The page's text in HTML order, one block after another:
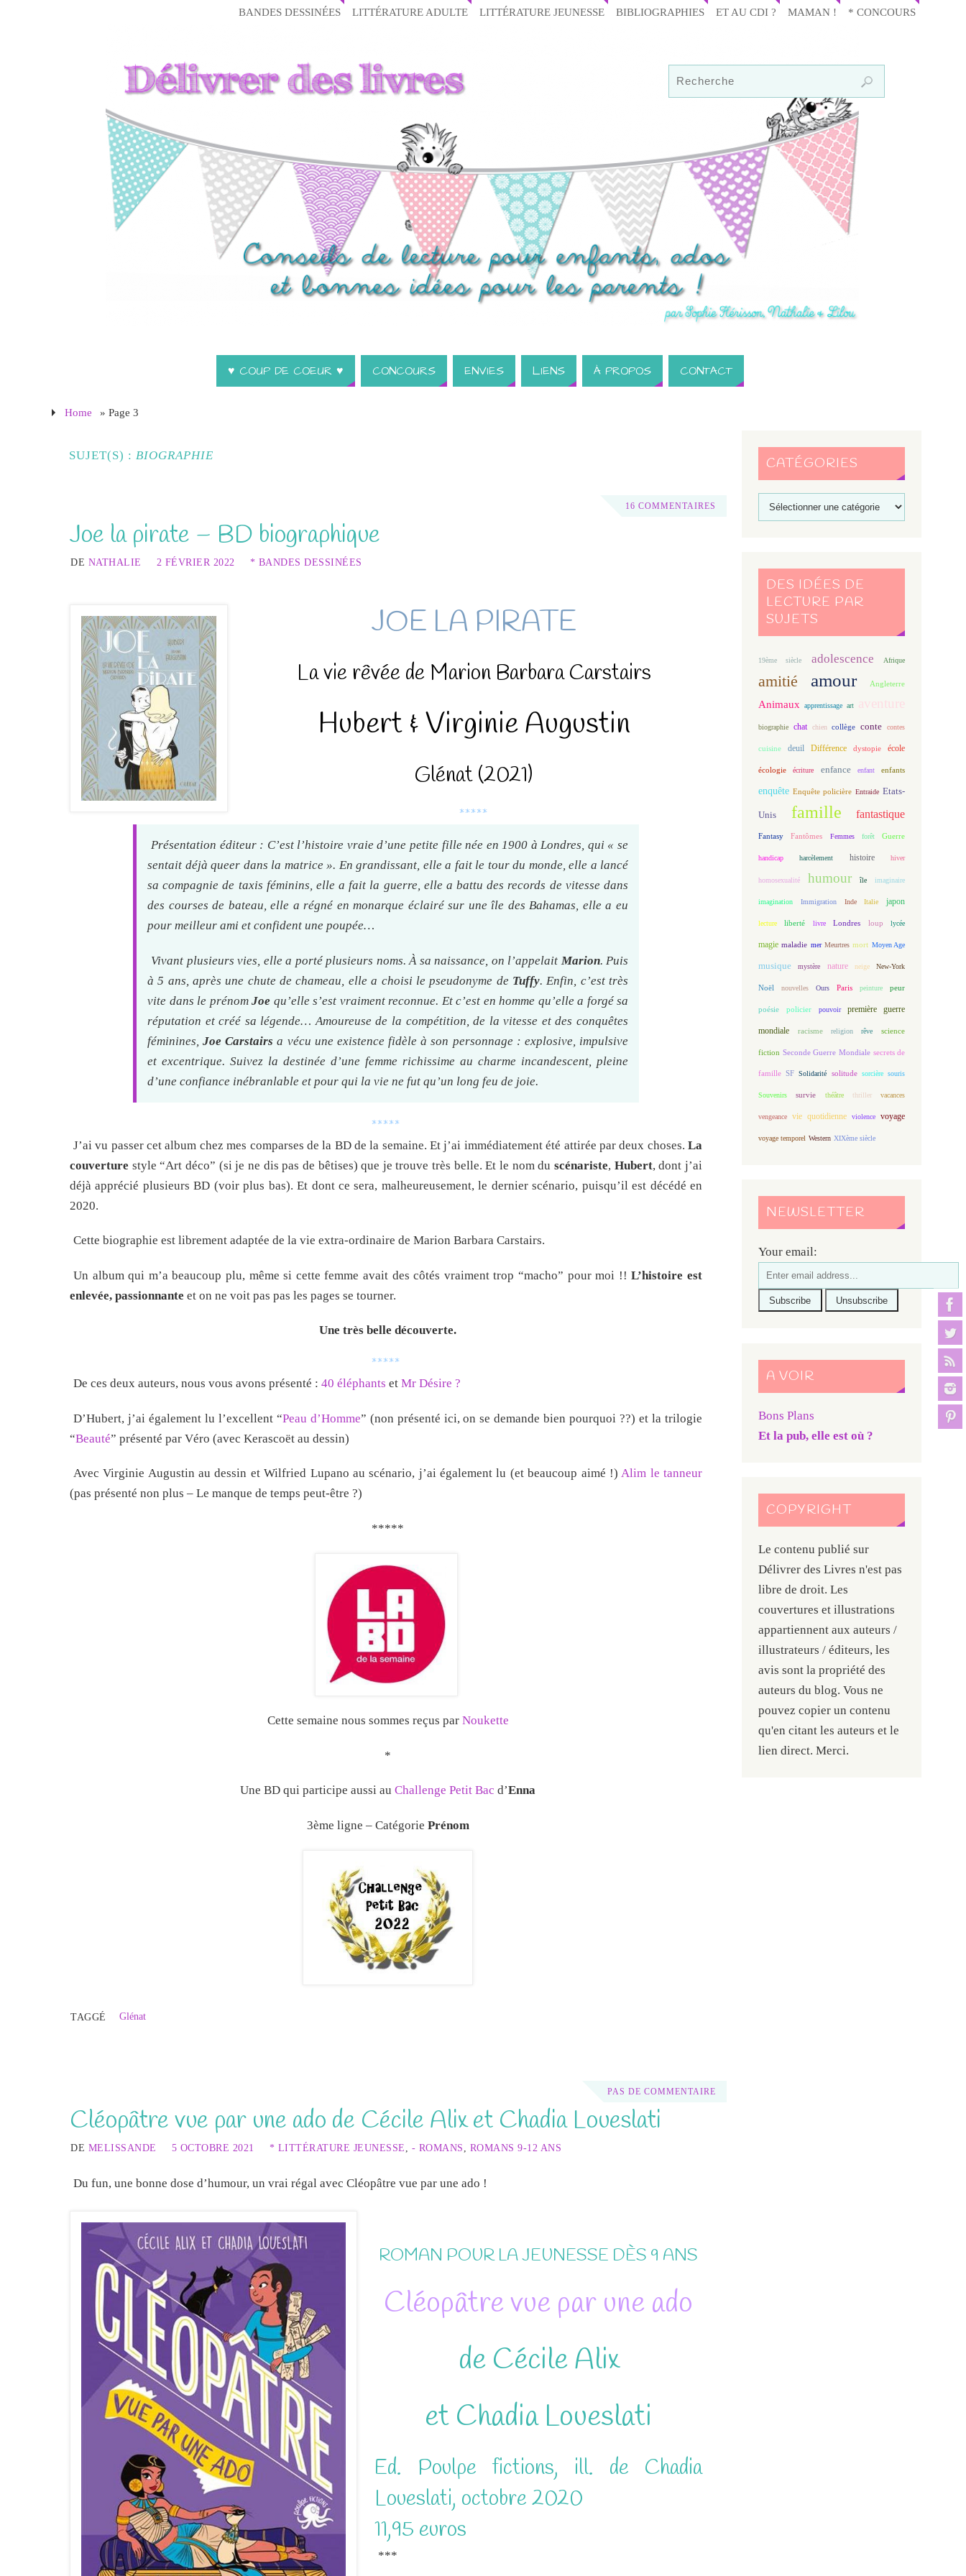
BANDES DESSINÉES LITTÉRATURE ADULTE LITTÉRATURE JEUNESSE BIBLIOGRAPHIES ET AU CDI ? MAMAN ! * CONCOURS
♥ COUP DE COEUR ♥ CONCOURS ENVIES LIENS À PROPOS CONTACT
Home » Page 3
SUJET(S) : BIOGRAPHIE
16 COMMENTAIRES
Joe la pirate – BD biographique
DE NATHALIE 2 FÉVRIER 2022 * BANDES DESSINÉES
JOE LA PIRATE
La vie rêvée de Marion Barbara Carstairs
Hubert & Virginie Augustin
Glénat (2021)
*****
Présentation éditeur : C’est l’histoire vraie d’une petite fille née en 1900 à Londres, qui « se
sentait déjà queer dans la matrice ». En grandissant, elle a fait le tour du monde, elle a lancé
sa compagnie de taxis féminins, elle a fait la guerre, elle a battu des records de vitesse dans
des courses de bateau, elle a régné en monarque éclairé sur une île des Bahamas, elle a eu
pour meilleur ami et confident une poupée…
Vivant plusieurs vies, elle a porté plusieurs noms. À sa naissance, on l’appelait Marion. Puis
à 5 ans, après une chute de chameau, elle a choisi le pseudonyme de Tuffy. Enfin, c’est très
vite dans le prénom Joe qu’elle s’est vraiment reconnue. Et c’est en homme qu’elle a forgé sa
réputation et créé sa légende… Amoureuse de la compétition, de la vitesse et des conquêtes
féminines,Joe Carstairs a vécu une existence fidèle à son personnage : explosive, impulsive
et excentrique. Suivez la destinée d’une femme richissime au charme incandescent, pleine
d’une confiance inébranlable et pour qui la vie ne fut qu’un long feu de joie.
*****
J’ai vu passer cet album chez mes comparses de la BD de la semaine. Et j’ai immédiatement été attirée par deux choses. La
couverture style “Art déco” (si je ne dis pas de bêtises) que je trouve très belle. Et le nom duscénariste, Hubert, dont j’ai
déjà apprécié plusieurs BD (voir plus bas). Et dont ce sera, malheureusement, le dernier scénario, puisqu’il est décédé en
2020.
Cette biographie est librement adaptée de la vie extra-ordinaire de Marion Barbara Carstairs.
Un album qui m’a beaucoup plu, même si cette femme avait des côtés vraiment trop “macho” pour moi !!L’histoire est
enlevée, passionnante et on ne voit pas pas les pages se tourner.
Une très belle découverte.
*****
De ces deux auteurs, nous vous avons présenté : 40 éléphants et Mr Désire ?
D’Hubert, j’ai également lu l’excellent “Peau d’Homme” (non présenté ici, on se demande bien pourquoi ??) et la trilogie
“Beauté” présenté par Véro (avec Kerascoët au dessin)
Avec Virginie Augustin au dessin et Wilfried Lupano au scénario, j’ai également lu (et beaucoup aimé !)Alim le tanneur
(pas présenté non plus – Le manque de temps peut-être ?)
*****
Cette semaine nous sommes reçus par Noukette
*
Une BD qui participe aussi au Challenge Petit Bac d’Enna
3ème ligne – Catégorie Prénom
TAGGÉ Glénat
PAS DE COMMENTAIRE
Cléopâtre vue par une ado de Cécile Alix et Chadia Loueslati
DE MELISSANDE 5 OCTOBRE 2021 * LITTÉRATURE JEUNESSE, - ROMANS, ROMANS 9-12 ANS
Du fun, une bonne dose d’humour, un vrai régal avec Cléopâtre vue par une ado !
ROMAN POUR LA JEUNESSE DÈS 9 ANS
Cléopâtre vue par une ado
de Cécile Alix
et Chadia Loueslati
Ed. Poulpe fictions, ill. de Chadia
Loueslati, octobre 2020
11,95 euros
***
CATÉGORIES
DES IDÉES DE
LECTURE PAR
SUJETS
19ème siècle adolescence Afrique
amitié amour Angleterre
Animaux apprentissage art aventure
biographie chat chien collège conte contes
cuisine deuil Différence dystopie école
écologie écriture enfance enfant enfants
enquête Enquête policière Entraide Etats-
Unis famille fantastique
Fantasy Fantômes Femmes forêt Guerre
handicap harcèlement histoire hiver
homosexualité humour île imaginaire
imagination Immigration Inde Italie japon
lecture liberté livre Londres loup lycée
magie maladie mer Meurtres mort Moyen Age
musique mystère nature neige New-York
Noël nouvelles Ours Paris peinture peur
poésie policier pouvoir première guerre
mondiale racisme religion rêve science
fiction Seconde Guerre Mondiale secrets de
famille SF Solidarité solitude sorcière souris
Souvenirs survie théâtre thriller vacances
vengeance vie quotidienne violence voyage
voyage temporel Western XIXème siècle
NEWSLETTER
Your email:
A VOIR
Bons Plans
Et la pub, elle est où ?
COPYRIGHT
Le contenu publié sur
Délivrer des Livres n'est pas
libre de droit. Les
couvertures et illustrations
appartiennent aux auteurs /
illustrateurs / éditeurs, les
avis sont la propriété des
auteurs du blog. Vous ne
pouvez copier un contenu
qu'en citant les auteurs et le
lien direct. Merci.